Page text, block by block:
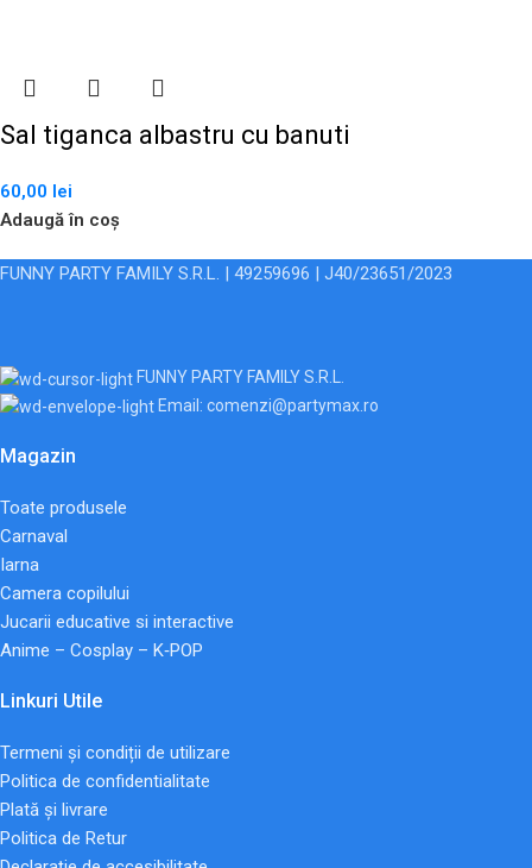
Sal tiganca albastru cu banuti
60,00 lei
Adaugă în coș
FUNNY PARTY FAMILY S.R.L. | 49259696 | J40/23651/2023
FUNNY PARTY FAMILY S.R.L.
Email: comenzi@partymax.ro
Magazin
Toate produsele
Carnaval
Iarna
Camera copilului
Jucarii educative si interactive
Anime – Cosplay – K‑POP
Linkuri Utile
Termeni și condiții de utilizare
Politica de confidentialitate
Plată și livrare
Politica de Retur